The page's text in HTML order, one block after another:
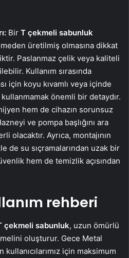
Bir T çekmeli sabunluk
üretilmiş olmasına dikkat
Paslanmaz çelik veya kaliteli
Kullanım sırasında
için koyu kıvamlı veya içinde
önemli bir detaydır.
hem de cihazın sorunsuz
ve pompa başlığını ara
olacaktır. Ayrıca, montajının
de su sıçramalarından uzak bir
hem de temizlik açısından
rehberi
çekmeli sabunluk, uzun ömürlü
oluşturur. Gece Metal
için maksimum